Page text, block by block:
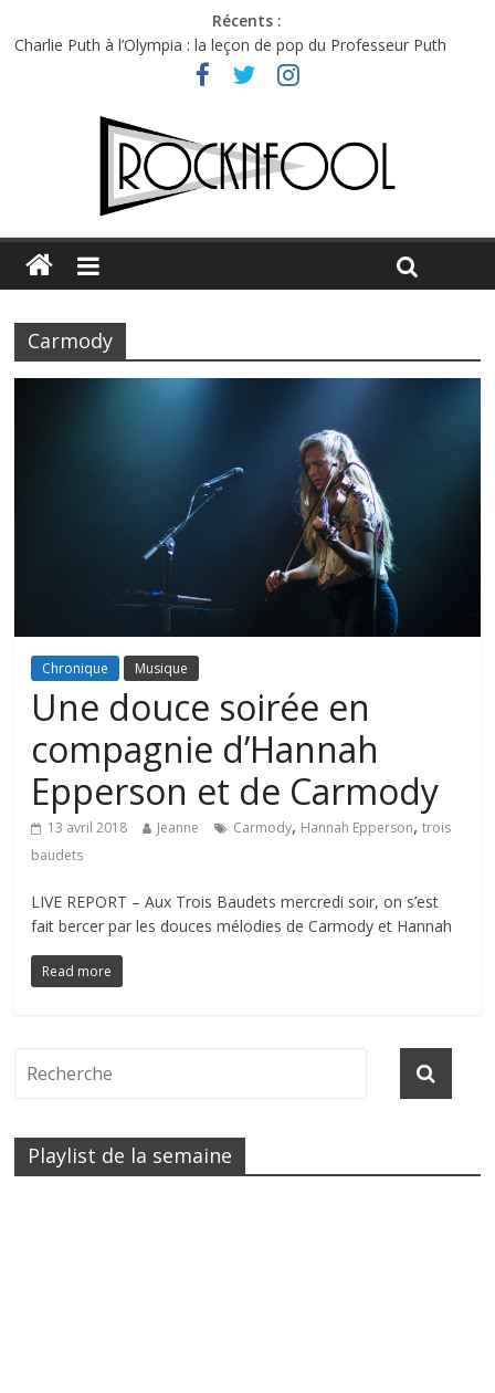
Récents :
Charlie Puth à l’Olympia : la leçon de pop du Professeur Puth
Festival Triptyque : un nouveau festival de musique indépendant
Hellfest 2026 vendredi : température et émotions en hausse
Hellfest 2026 jeudi : impossible de choisir entre chaleur et bonne
Première édition du Midgard Festival : entre bière, métal et
Carmody
Chronique Musique
Une douce soirée en
compagnie d’Hannah
Epperson et de Carmody
13 avril 2018 Jeanne Carmody, Hannah Epperson,trois
baudets
LIVE REPORT – Aux Trois Baudets mercredi soir, on s’est
fait bercer par les douces mélodies de Carmody et Hannah
Read more
Playlist de la semaine